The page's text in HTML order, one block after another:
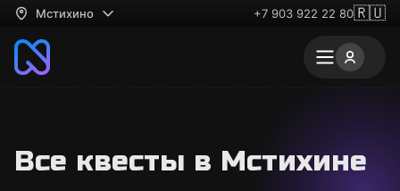
Мстихино +7 903 922 22 80🇷🇺
Все квесты в Мстихине